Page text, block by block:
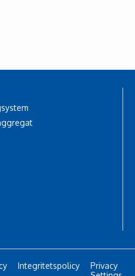
Integritetspolicy
Privacy